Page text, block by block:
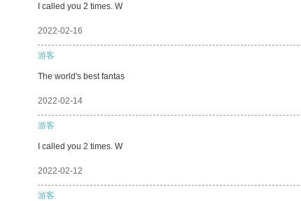
I called you 2 times. W
2022-02-16
游客
The world's best fantas
2022-02-14
游客
I called you 2 times. W
2022-02-12
游客